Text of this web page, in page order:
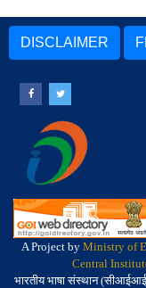
DISCLAIMER
A Project by Ministry of
Central
भारतीय भाषा संस्थान